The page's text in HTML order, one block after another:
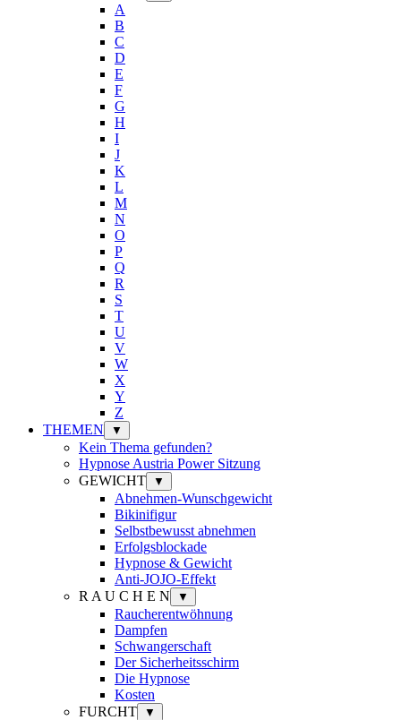
A
B
C
D
E
F
G
H
I
J
K
L
M
N
O
P
Q
R
S
T
U
V
W
X
Y
Z
THEMEN
▼
Kein Thema gefunden?
Hypnose Austria Power Sitzung
GEWICHT
▼
Abnehmen-Wunschgewicht
Bikinifigur
Selbstbewusst abnehmen
Erfolgsblockade
Hypnose & Gewicht
Anti-JOJO-Effekt
R A U C H E N
▼
Raucherentwöhnung
Dampfen
Schwangerschaft
Der Sicherheitsschirm
Die Hypnose
Kosten
FURCHT
▼